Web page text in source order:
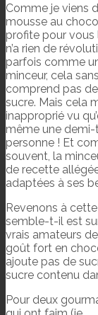
Comme je viens
mousse au
profite pour vous
n’a rien de
parfois comme
minceur, cela
comprend pas
sucre. Mais cela
inapproprié vu
même une
personne ! Et
souvent, la
de recette
adaptées à ses
Revenons à
semble-t-il est
vrais amateurs
goût fort en
ajoute pas de
sucre contenu
Pour deux